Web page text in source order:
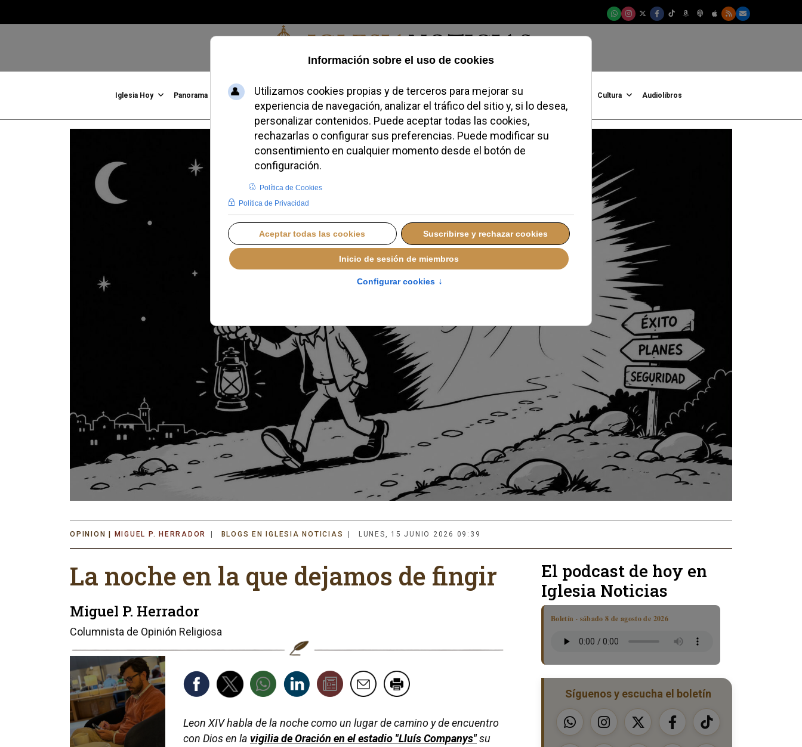
Sábado, 08 de agosto de 2026
Iglesia Hoy Panorama Familia, Vida, Identidad Credofobiómetro Blogs Temas Buscar #JovenesConFe Cultura Audiolibros
MIGUEL P. HERRADOR BLOGS EN IGLESIA NOTICIAS LUNES, 15 JUNIO 2026 09:39
La noche en la que dejamos de fingir
Miguel P. Herrador
Columnista de Opinión Religiosa
Leon XIV habla de la noche como un lugar de camino y de encuentro
con Dios en la vigilia de Oración en el estadio "Lluís Companys"su
El podcast de hoy en
Iglesia Noticias
Boletín · sábado 8 de agosto de 2026
Síguenos y escucha el boletín